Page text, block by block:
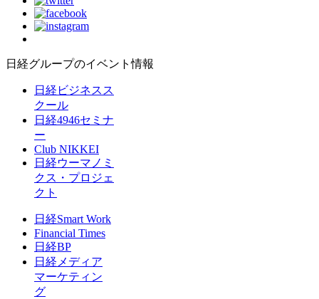
日経グループのイベント情報
日経ビジネスス
クール
日経4946セミナ
ー
Club NIKKEI
日経ウーマノミ
クス・プロジェ
クト
日経Smart Work
Financial Times
日経BP
日経メディア
マーケティン
グ